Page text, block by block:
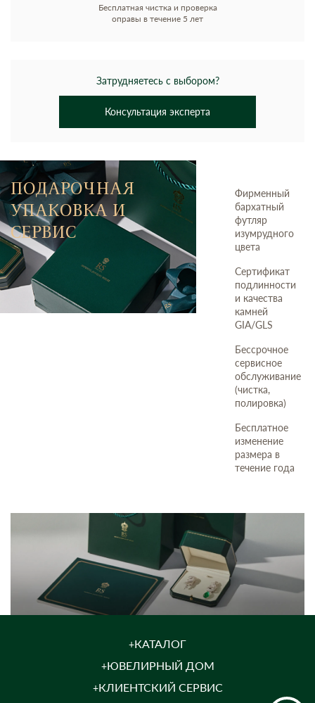
Бесплатная чистка и проверка
оправы в течение 5 лет
Затрудняетесь с выбором?
Консультация эксперта
ПОДАРОЧНАЯ
УПАКОВКА И
СЕРВИС
Фирменный
бархатный
футляр
изумрудного
цвета
Сертификат
подлинности
и качества
камней
GIA/GLS
Бессрочное
сервисное
обслуживание
(чистка,
полировка)
Бесплатное
изменение
размера в
течение года
КАТАЛОГ
ЮВЕЛИРНЫЙ ДОМ
КЛИЕНТСКИЙ СЕРВИС